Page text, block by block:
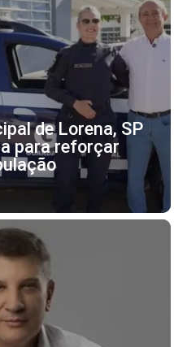
de Lorena, SP
para reforçar